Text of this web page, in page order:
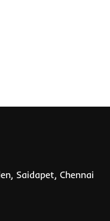
Saidapet, Chennai